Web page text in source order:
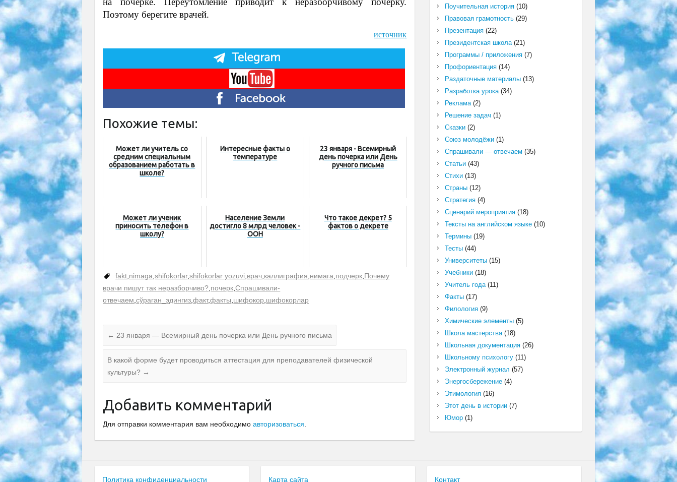
Поэтому берегите врачей.
источник
Похожие темы:
Может ли учитель со
средним специальным
образованием работать в
школе?
Интересные факты о
температуре
23 января - Всемирный
день почерка или День
ручного письма
Может ли ученик
приносить телефон в
школу?
Население Земли
достигло 8 млрд человек -
ООН
Что такое декрет? 5
фактов о декрете
fakt,nimaga,shifokorlar,shifokorlar yozuvi,врач,каллиграфия,нимага,подчерк,Почему
врачи пишут так неразборчиво?,почерк,Спрашивали-
отвечаем,сўраган_эдингиз,факт,факты,шифокор,шифокорлар
← 23 января — Всемирный день почерка или День ручного письма
В какой форме будет проводиться аттестация для преподавателей физической
культуры? →
Добавить комментарий
Для отправки комментария вам необходимоавторизоваться
Поучительная история(10)
Правовая грамотность(29)
Презентация(22)
Президентская школа(21)
Программы / приложения(7)
Профориентация(14)
Раздаточные материалы(13)
Разработка урока(34)
Реклама(2)
Решение задач (1)
Сказки(2)
Союз молодёжи(1)
Спрашивали — отвечаем (35)
Статьи(43)
Стихи(13)
Страны(12)
Стратегия(4)
Сценарий мероприятия(18)
Тексты на английском языке(10)
Термины(19)
Тесты(44)
Университеты(15)
Учебники(18)
Учитель года(11)
Факты(17)
Филология(9)
Химические элементы(5)
Школа мастерства(18)
Школьная документация(26)
Школьному психологу(11)
Электронный журнал (57)
Энергосбережение(4)
Этимология(16)
Этот день в истории(7)
Юмор(1)
Политика конфиденциальности Карта сайта Контакт